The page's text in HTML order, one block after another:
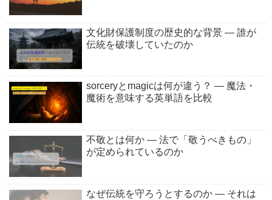
文化財保護制度の歴史的な背景 ― 誰が
伝統を破壊していたのか
sorceryとmagicは何が違う？ ― 魔法・
魔術を意味する英単語を比較
不敬とは何か ― 法で「敬うべきもの」
が定められているのか
なぜ伝統を守ろうとするのか ― それは